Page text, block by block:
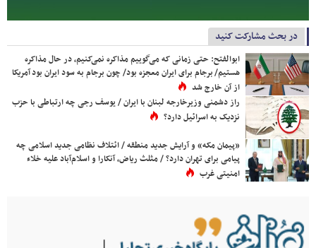
در بحث مشارکت کنید
ابوالفتح: حتی زمانی که می‌گوییم مذاکره نمی‌کنیم، در حال مذاکره
هستیم/ برجام برای ایران معجزه بود/ چون برجام به سود ایران بود آمریکا
از آن خارج شد
راز دشمنی وزیرخارجه لبنان با ایران / یوسف رجی چه ارتباطی با حزب
نزدیک به اسرائیل دارد؟
«پیمان مکه» و آرایش جدید منطقه / ائتلاف نظامی جدید اسلامی چه
پیامی برای تهران دارد؟ / مثلث ریاض، آنکارا و اسلام‌آباد علیه خلاء
امنیتی غرب